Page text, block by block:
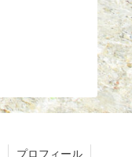
プロフィール